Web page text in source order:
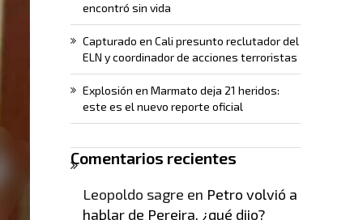
encontró sin vida
Capturado en Cali presunto reclutador del
ELN y coordinador de acciones terroristas
Explosión en Marmato deja 21 heridos:
este es el nuevo reporte oficial
Comentarios recientes
Leopoldo sagre en Petro volvió a
hablar de Pereira, ¿qué dijo?